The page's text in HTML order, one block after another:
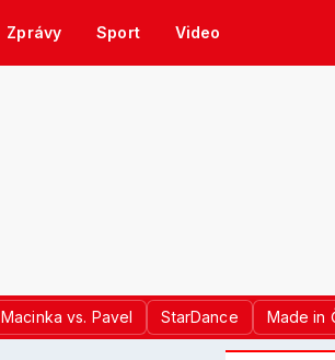
Zprávy Sport Video
Macinka vs. Pavel StarDance Made in